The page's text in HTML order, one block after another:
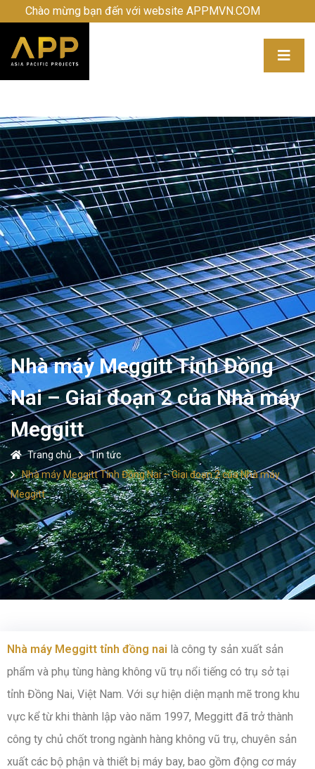
Chào mừng bạn đến với website APPMVN.COM
Nhà máy Meggitt Tỉnh Đồng
Nai – Giai đoạn 2 của Nhà máy
Meggitt
Trang chủ
Tin tức
Nhà máy Meggitt Tỉnh Đồng Nai – Giai đoạn 2 của Nhà máy
Meggitt
Nhà máy Meggitt tỉnh đồng nai là công ty sản xuất sản
phẩm và phụ tùng hàng không vũ trụ nổi tiếng có trụ sở tại
tỉnh Đồng Nai, Việt Nam. Với sự hiện diện mạnh mẽ trong khu
vực kể từ khi thành lập vào năm 1997, Meggitt đã trở thành
công ty chủ chốt trong ngành hàng không vũ trụ, chuyên sản
xuất các bộ phận và thiết bị máy bay, bao gồm động cơ máy